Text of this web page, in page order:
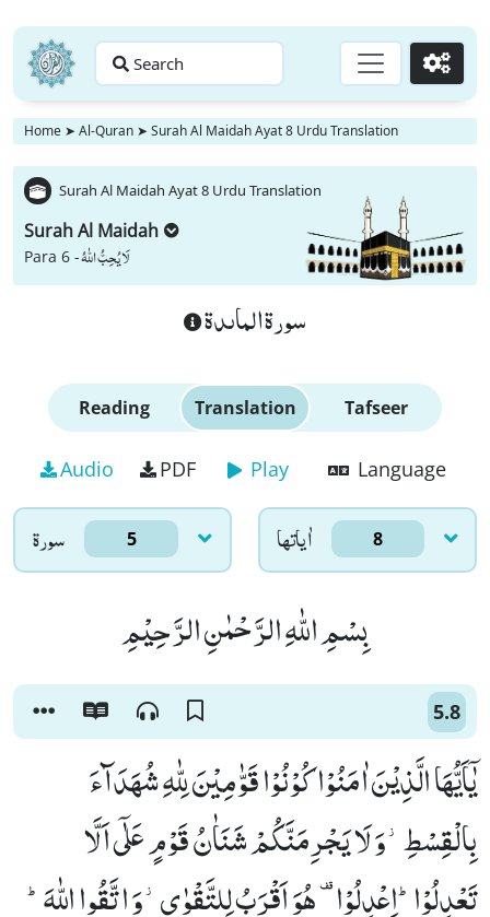
Search Go
Home ➤ Al-Quran ➤ Surah Al Maidah Ayat 8 Urdu Translation
Surah Al Maidah Ayat 8 Urdu Translation
Surah Al Maidah
Para 6 -لَا یُحِبُّ اللّٰهُ
سورة الماىدة
Reading Translation Tafseer
Audio PDF Play Language
سورۃ 5 اٰياتها 8
بِسْمِ اللّٰهِ الرَّحْمٰنِ الرَّحِیْمِ
5.8
یٰۤاَیُّهَا الَّذِیْنَ اٰمَنُوْا كُوْنُوْا قَوّٰمِیْنَ لِلّٰهِ شُهَدَآءَ
بِالْقِسْطِ٘-وَ لَا یَجْرِمَنَّكُمْ شَنَاٰنُ قَوْمٍ عَلٰۤى اَلَّا
تَعْدِلُوْاؕ-اِعْدِلُوْا- هُوَ اَقْرَبُ لِلتَّقْوٰى٘-وَ اتَّقُوا اللّٰهَؕ-